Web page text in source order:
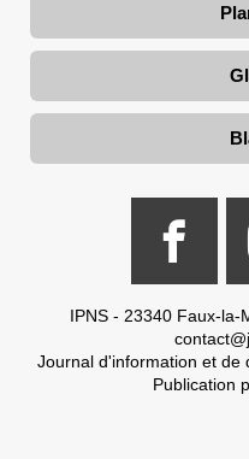
IPNS - 23340 Faux-la-
Journal d'information et de
Publication